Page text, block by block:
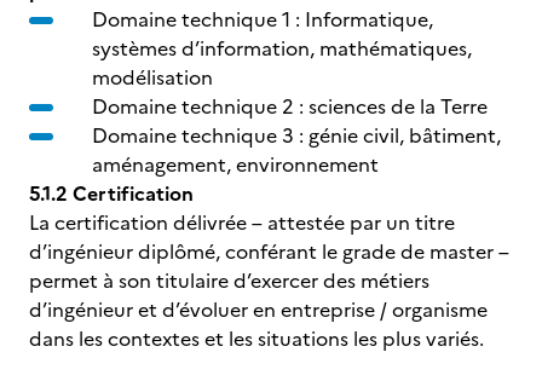
Domaine technique 1 : Informatique,
systèmes d’information, mathématiques,
modélisation
Domaine technique 2 : sciences de la Terre
Domaine technique 3 : génie civil, bâtiment,
aménagement, environnement
5.1.2 Certification
La certification délivrée – attestée par un titre
d’ingénieur diplômé, conférant le grade de master –
permet à son titulaire d’exercer des métiers
d’ingénieur et d’évoluer en entreprise / organisme
dans les contextes et les situations les plus variés.